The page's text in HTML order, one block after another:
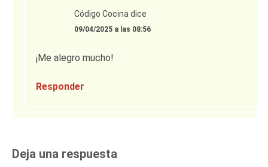
Código Cocina dice
09/04/2025 a las 08:56
¡Me alegro mucho!
Responder
Deja una respuesta